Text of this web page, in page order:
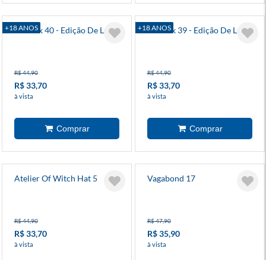
+18 ANOS
Berserk 40 - Edição De Luxo
R$ 44,90
R$ 33,70
à vista
+18 ANOS
Berserk 39 - Edição De Luxo
R$ 44,90
R$ 33,70
à vista
Atelier Of Witch Hat 5
R$ 44,90
R$ 33,70
à vista
Vagabond 17
R$ 47,90
R$ 35,90
à vista